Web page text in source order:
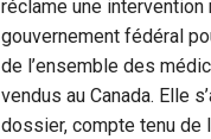
réclame une intervention
gouvernement fédéral
de l’ensemble des
vendus au Canada. Elle
dossier, compte tenu de